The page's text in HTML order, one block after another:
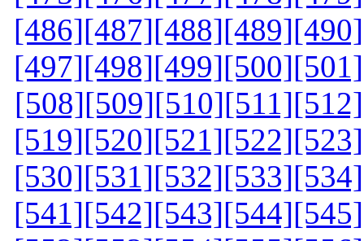
[486][487][488][489][490]
[497][498][499][500][501]
[508][509][510][511][512]
[519][520][521][522][523]
[530][531][532][533][534]
[541][542][543][544][545]